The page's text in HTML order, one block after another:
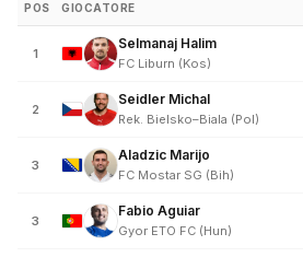
POS GIOCATORE
1
Selmanaj Halim
FC Liburn (Kos)
2
Seidler Michal
Rek. Bielsko–Biala (Pol)
3
Aladzic Marijo
FC Mostar SG (Bih)
3
Fabio Aguiar
Gyor ETO FC (Hun)